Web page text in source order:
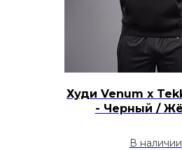
Худи Venum x
- Черный /
В наличии